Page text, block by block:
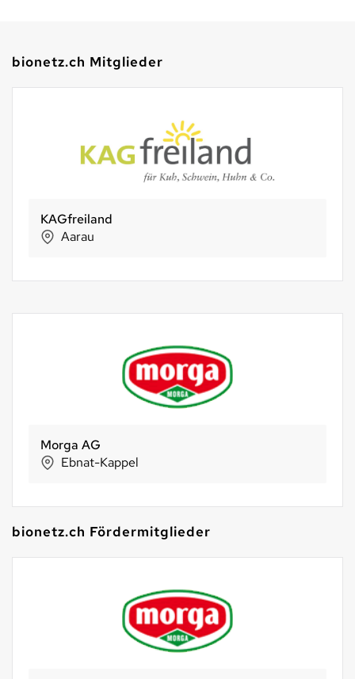
bionetz.ch Mitglieder
Murimoos werken und wohnen
Muri
KöniGnuss
Köniz
bionetz.ch Fördermitglieder